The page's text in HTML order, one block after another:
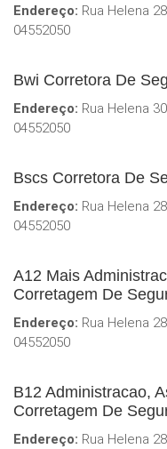
Endereço: Rua Helena
04552050
Bwi Corretora De
Endereço: Rua Helena
04552050
Bscs Corretora De
Endereço: Rua Helena
04552050
A12 Mais
Corretagem De
Endereço: Rua Helena
04552050
B12 Administracao,
Corretagem De
Endereço: Rua Helena